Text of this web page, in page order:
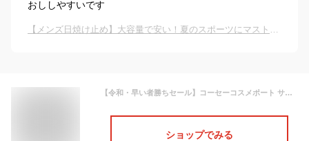
おししやすいです
【メンズ日焼け止め】大容量で安い！夏のスポーツにマストなおすすめは？
【令和・早い者勝ちセール】コーセーコスメポート サンカット パーフェクトUVスプレー 60g
ショップでみる